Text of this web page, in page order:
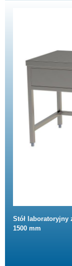
Stół laboratoryjny
1500 mm